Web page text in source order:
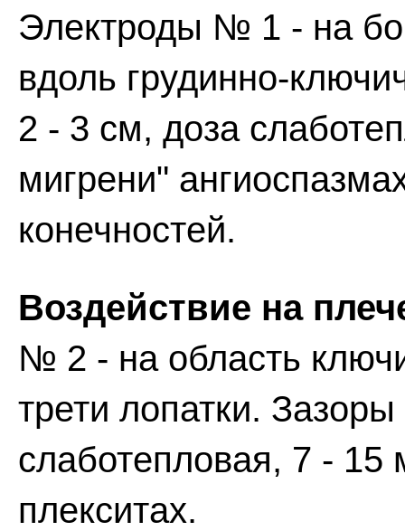
Электроды № 1 - на
вдоль грудинно-
2 - 3 см, доза
мигрени"
конечностей.
Воздействие на
№ 2 - на область
трети лопатки.
слаботепловая, 7 -
плекситах.